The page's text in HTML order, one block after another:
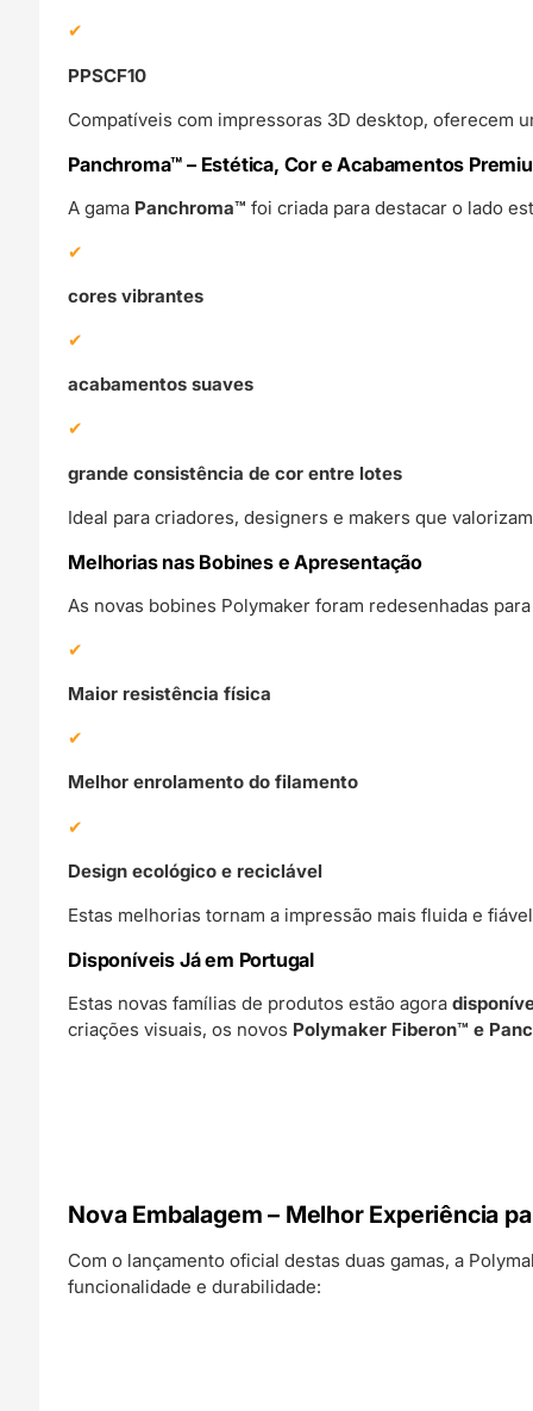
PPSCF10
Compatíveis com impressoras 3D desktop, oferecem
Panchroma™ – Estética, Cor e Acabamentos
A gama Panchroma™ foi criada para destacar o lado
cores vibrantes
acabamentos suaves
grande consistência de cor entre lotes
Ideal para criadores, designers e makers que
Melhorias nas Bobines e Apresentação
As novas bobines Polymaker foram redesenhadas
Maior resistência física
Melhor enrolamento do filamento
Design ecológico e reciclável
Estas melhorias tornam a impressão mais fluida e
Disponíveis Já em Portugal
Estas novas famílias de produtos estão agora
criações visuais, os novos Polymaker Fiberon™ e
Nova Embalagem – Melhor Experiência
Com o lançamento oficial destas duas gamas, a
funcionalidade e durabilidade: